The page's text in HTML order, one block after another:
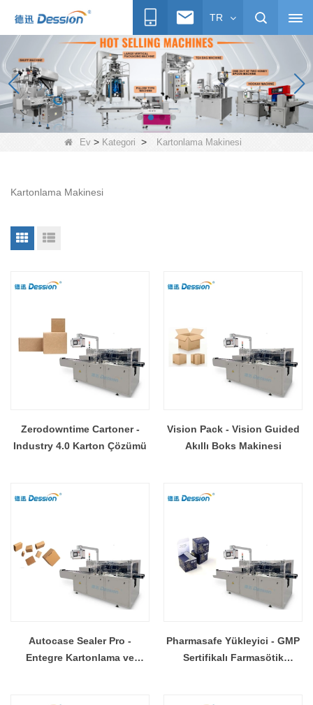
TR
Ev > Kategori > Kartonlama Makinesi
Kartonlama Makinesi
Zerodowntime Cartoner -
Industry 4.0 Karton Çözümü
Vision Pack - Vision Guided
Akıllı Boks Makinesi
Autocase Sealer Pro -
Entegre Kartonlama ve
Pharmasafe Yükleyici - GMP
Sertifikalı Farmasötik